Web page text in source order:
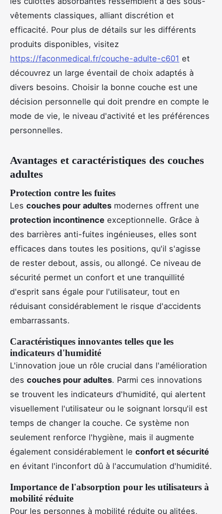
vêtements classiques, alliant discrétion et
efficacité. Pour plus de détails sur les différents
produits disponibles, visitez
https://faconmedical.fr/couche-adulte-c601 et
découvrez un large éventail de choix adaptés à
divers besoins. Choisir la bonne couche est une
décision personnelle qui doit prendre en compte le
mode de vie, le niveau d'activité et les préférences
personnelles.
Avantages et caractéristiques des couches
adultes
Protection contre les fuites
Les couches pour adultes modernes offrent une
protection incontinence exceptionnelle. Grâce à
des barrières anti-fuites ingénieuses, elles sont
efficaces dans toutes les positions, qu'il s'agisse
de rester debout, assis, ou allongé. Ce niveau de
sécurité permet un confort et une tranquillité
d'esprit sans égale pour l'utilisateur, tout en
réduisant considérablement le risque d'accidents
embarrassants.
Caractéristiques innovantes telles que les
indicateurs d'humidité
L'innovation joue un rôle crucial dans l'amélioration
des couches pour adultes. Parmi ces innovations
se trouvent les indicateurs d'humidité, qui alertent
visuellement l'utilisateur ou le soignant lorsqu'il est
temps de changer la couche. Ce système non
seulement renforce l'hygiène, mais il augmente
également considérablement le confort et sécurité
en évitant l'inconfort dû à l'accumulation d'humidité.
Importance de l'absorption pour les utilisateurs à
mobilité réduite
Pour les personnes à mobilité réduite ou alitées,